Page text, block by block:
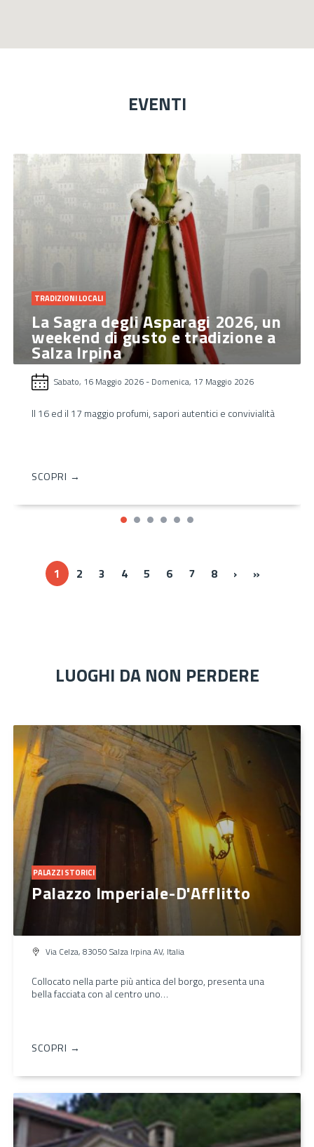
EVENTI
TRADIZIONI LOCALI
La Sagra degli Asparagi 2026, un
weekend di gusto e tradizione a
Salza Irpina
Sabato, 16 Maggio 2026 - Domenica, 17 Maggio 2026
Il 16 ed il 17 maggio profumi, sapori autentici e convivialità
SCOPRI →
1 2 3 4 5 6 7 8 ›Next ›
»
LUOGHI DA NON PERDERE
PALAZZI STORICI
Palazzo Imperiale-D'Afflitto
Via Celza, 83050 Salza Irpina AV, Italia
Collocato nella parte più antica del borgo, presenta una
bella facciata con al centro uno…
SCOPRI →